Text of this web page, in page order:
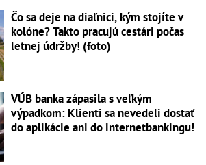
Čo sa deje na diaľnici, kým stojíte v
kolóne? Takto pracujú cestári počas
letnej údržby! (foto)
VÚB banka zápasila s veľkým
výpadkom: Klienti sa nevedeli dostať
do aplikácie ani do internetbankingu!